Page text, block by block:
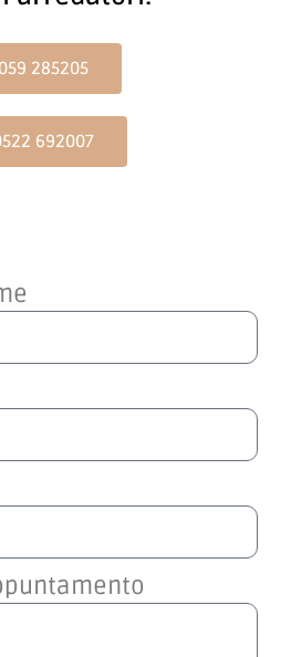
con i
arredatori.
285205